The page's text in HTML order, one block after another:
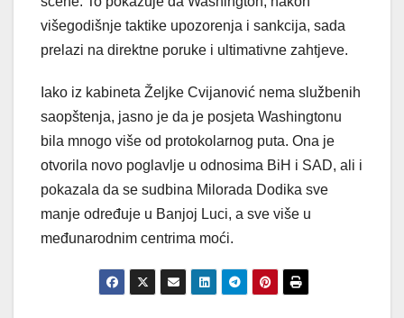
višegodišnje taktike upozorenja i sankcija, sada
prelazi na direktne poruke i ultimativne zahtjeve.
Iako iz kabineta Željke Cvijanović nema službenih
saopštenja, jasno je da je posjeta Washingtonu
bila mnogo više od protokolarnog puta. Ona je
otvorila novo poglavlje u odnosima BiH i SAD, ali i
pokazala da se sudbina Milorada Dodika sve
manje određuje u Banjoj Luci, a sve više u
međunarodnim centrima moći.